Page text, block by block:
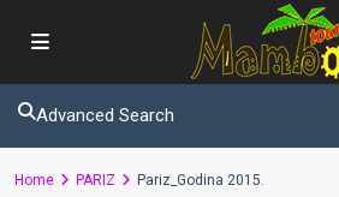
Advanced Search
Home PARIZ Pariz_Godina 2015.